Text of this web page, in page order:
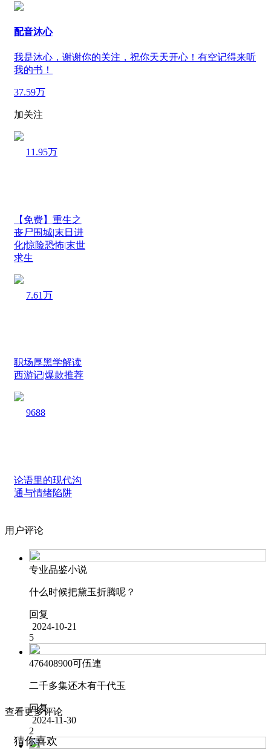
配音沐心
我是沐心，谢谢你的关注，祝你天天开心！有空记得来听
我的书！
37.59万
加关注
11.95万
【免费】重生之
丧尸围城|末日进
化|惊险恐怖|末世
求生
7.61万
职场厚黑学解读
西游记|爆款推荐
9688
论语里的现代沟
通与情绪陷阱
用户评论
专业品鉴小说
什么时候把黛玉折腾呢？
回复
2024-10-21
5
476408900可伍連
二千多集还木有干代玉
回复
2024-11-30
2
查看更多评论
猜你喜欢